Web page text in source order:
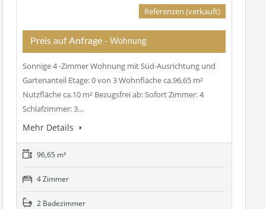
Referenzen (verkauft)
Preis auf Anfrage - Wohnung
Sonnige 4 -Zimmer Wohnung mit Süd-Ausrichtung und
Gartenanteil Etage: 0 von 3 Wohnfläche ca.96,65 m²
Nutzfläche ca.10 m² Bezugsfrei ab: Sofort Zimmer: 4
Schlafzimmer: 3…
Mehr Details
96,65 m²
4 Zimmer
2 Badezimmer